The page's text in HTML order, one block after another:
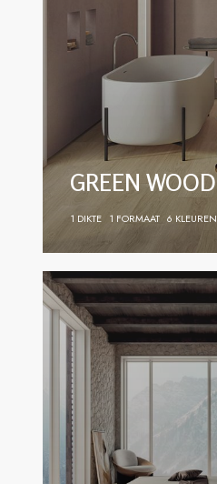
GREEN WOOD
1 DIKTE 1 FORMAAT 6 KLEUREN